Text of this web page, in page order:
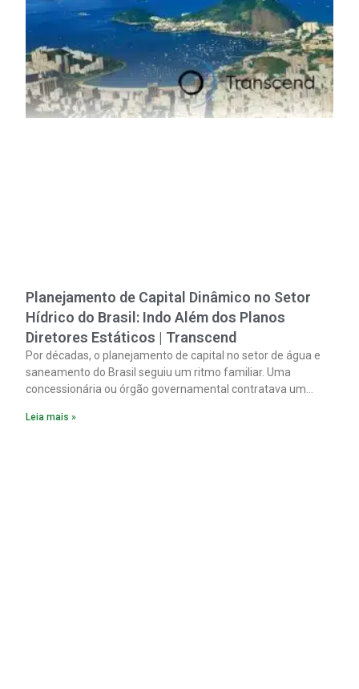
Planejamento de Capital Dinâmico no Setor
Hídrico do Brasil: Indo Além dos Planos
Diretores Estáticos | Transcend
Por décadas, o planejamento de capital no setor de água e
saneamento do Brasil seguiu um ritmo familiar. Uma
concessionária ou órgão governamental contratava um
Leia mais »